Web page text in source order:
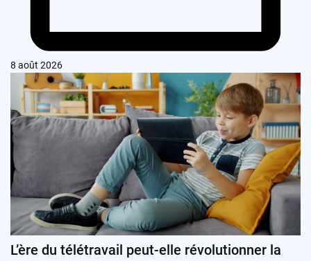
8 août 2026
L’ère du télétravail peut-elle révolutionner la